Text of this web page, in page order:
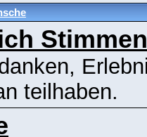
teilhaben.